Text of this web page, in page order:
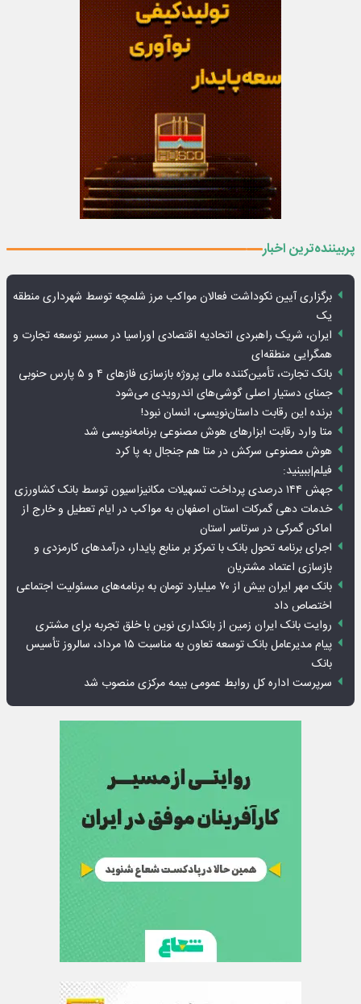
پربیننده‌ترین اخبار
برگزاری آیین نکوداشت فعالان مواکب مرز شلمچه توسط شهرداری منطقه
یک
ایران، شریک راهبردی اتحادیه اقتصادی اوراسیا در مسیر توسعه تجارت و
همگرایی منطقه‌ای
بانک تجارت، تأمین‌کننده مالی پروژه بازسازی فازهای ۴ و ۵ پارس حنوبی
جمنای دستیار اصلی گوشی‌های اندرویدی می‌شود
برنده این رقابت داستان‌نویسی، انسان نبود!
متا وارد رقابت ابزارهای هوش مصنوعی برنامه‌نویسی شد
هوش مصنوعی سرکش در متا هم جنجال به پا کرد
فیلم|ببینید:
جهش ۱۴۴ درصدی پرداخت تسهیلات مکانیزاسیون توسط بانک کشاورزی
خدمات دهی گمرکات استان اصفهان به مواکب در ایام تعطیل و خارج از
اماکن گمرکی در سرتاسر استان
اجرای برنامه تحول بانک با تمرکز بر منابع پایدار، درآمدهای کارمزدی و
بازسازی اعتماد مشتریان
بانک مهر ایران بیش از ۷۰ میلیارد تومان به برنامه‌های مسئولیت اجتماعی
اختصاص داد
روایت بانک ایران زمین از بانکداری نوین با خلق تجربه برای مشتری
پیام مدیرعامل بانک توسعه تعاون به مناسبت ۱۵ مرداد، سالروز تأسیس
بانک
سرپرست اداره کل روابط عمومی بیمه مرکزی منصوب شد